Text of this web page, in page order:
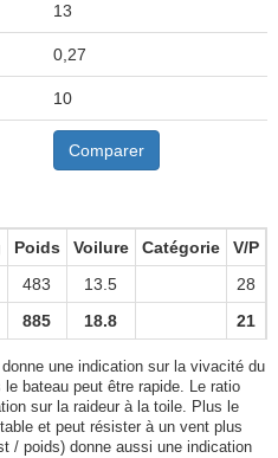
13
0,27
10
Comparer
Poids Voilure Catégorie V/P
483 13.5 28
885 18.8 21
une indication sur la vivacité du
bateau peut être rapide. Le ratio
sur la raideur à la toile. Plus le
et peut résister à un vent plus
/ poids) donne aussi une indication